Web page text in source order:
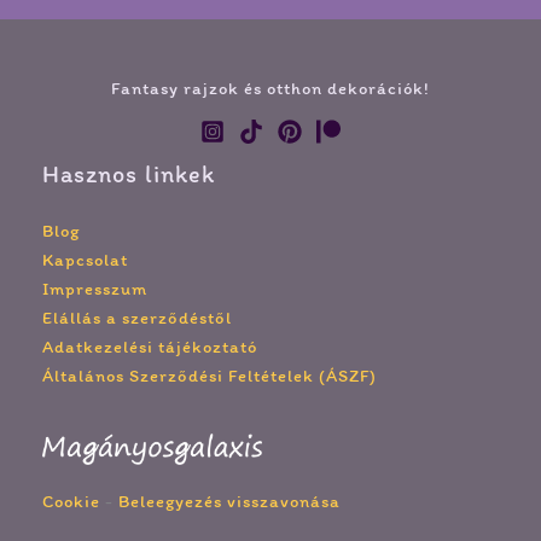
Fantasy rajzok és otthon dekorációk!
Hasznos linkek
Blog
Kapcsolat
Impresszum
Elállás a szerződéstől
Adatkezelési tájékoztató
Általános Szerződési Feltételek (ÁSZF)
Cookie - Beleegyezés visszavonása